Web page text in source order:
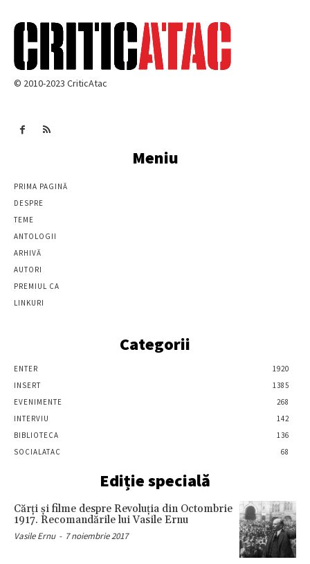
© 2010-2023 CriticAtac
Meniu
PRIMA PAGINĂ
DESPRE
TEME
ANTOLOGII
ARHIVĂ
AUTORI
PREMIUL CA
LINKURI
Categorii
ENTER
1920
INSERT
1385
EVENIMENTE
268
INTERVIU
142
BIBLIOTECA
136
SOCIALATAC
68
Ediție specială
Cărţi şi filme despre Revoluţia din Octombrie
1917. Recomandările lui Vasile Ernu
Vasile Ernu - 7 noiembrie 2017